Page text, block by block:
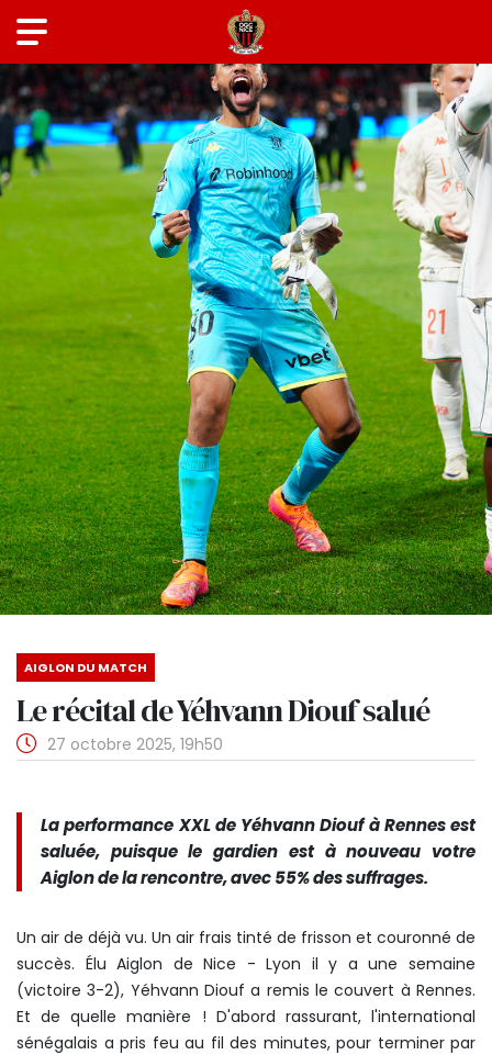
AIGLON DU MATCH
Le récital de Yéhvann Diouf salué
27 octobre 2025, 19h50
La performance XXL de Yéhvann Diouf à Rennes est
saluée, puisque le gardien est à nouveau votre
Aiglon de la rencontre, avec 55% des suffrages.
Un air de déjà vu. Un air frais tinté de frisson et couronné de
succès. Élu Aiglon de Nice - Lyon il y a une semaine
(victoire 3-2), Yéhvann Diouf a remis le couvert à Rennes.
Et de quelle manière ! D'abord rassurant, l'international
sénégalais a pris feu au fil des minutes, pour terminer par